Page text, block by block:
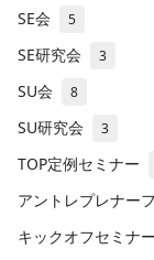
SE会 5
SE研究会 3
SU会 8
SU研究会 3
TOP定例セミナー
アントレプレナー
キックオフセミナー